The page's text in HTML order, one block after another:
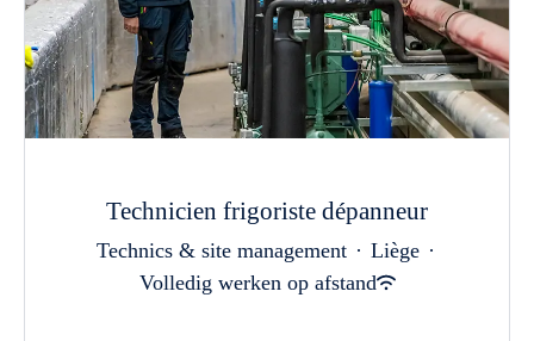
Technicien frigoriste dépanneur
Technics & site management · Liège ·
Volledig werken op afstand